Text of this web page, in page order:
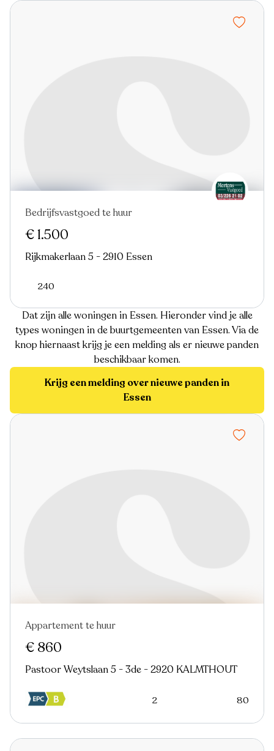
Bedrijfsvastgoed te huur
€ 1.500
Rijkmakerlaan 5 - 2910 Essen
240
Dat zijn alle woningen in Essen. Hieronder vind je alle
types woningen in de buurtgemeenten van Essen. Via de
knop hiernaast krijg je een melding als er nieuwe panden
beschikbaar komen.
Krijg een melding over nieuwe panden in
Essen
Nieuw
Appartement te huur
€ 860
Pastoor Weytslaan 5 - 3de - 2920 KALMTHOUT
2 80